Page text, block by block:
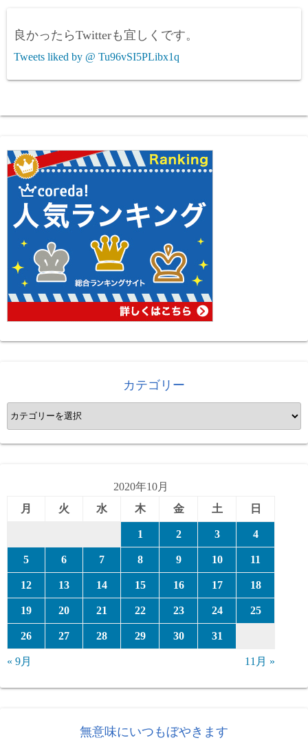
良かったらTwitterも宜しくです。
Tweets liked by @ Tu96vSI5PLibx1q
カテゴリー
カ
テ
ゴ
2020年10月
月
火 水 木 金 土 日
1 2 3 4
5 6 7 8 9 10 11
12 13 14 15 16 17 18
19 20 21 22 23 24 25
26 27 28 29 30 31
« 9月 11月 »
無意味にいつもぼやきます